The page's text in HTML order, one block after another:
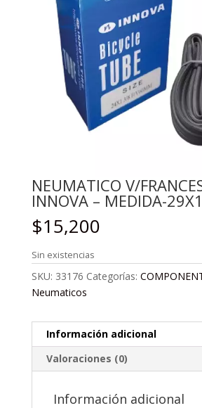
NEUMATICO V/
INNOVA – MEDIDA-
$15,200
Sin existencias
SKU: 33176 Categorías:
Neumaticos
Información adicional
Valoraciones (0)
Información adicional